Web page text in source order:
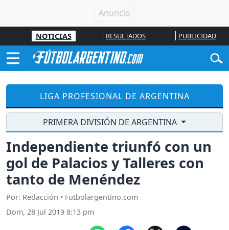
NOTICIAS RESULTADOS PUBLICIDAD
LIGA PROFESIONAL DE ARGENTINA
PRIMERA DIVISIÓN DE ARGENTINA
Independiente triunfó con un
gol de Palacios y Talleres con
tanto de Menéndez
Por: Redacción • Futbolargentino.com
Dom, 28 Jul 2019 8:13 pm